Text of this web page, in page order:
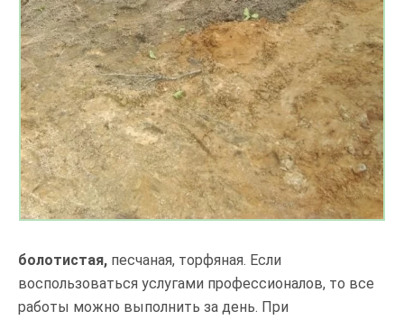
болотистая, песчаная, торфяная. Если
воспользоваться услугами профессионалов, то все
работы можно выполнить за день. При